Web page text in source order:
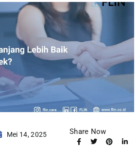
Mei 14, 2025
Share Now